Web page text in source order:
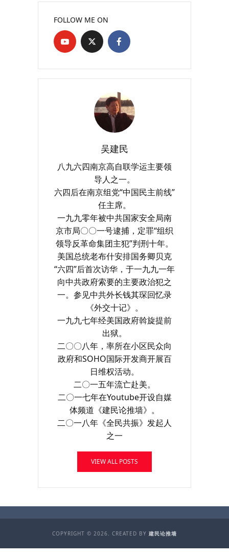
FOLLOW ME ON
吴建民
八九六四南京高自联学运主要领
导人之一。
六四后在南京组党“中国民主前线”
任主席。
一九九零年被中共国家安全局南
京市局〇〇一号逮捕，定罪“组织
领导反革命集团主犯”判刑十年。
美国总统老布什安排国务卿贝克
“六四”后首次访华，于一九九一年
向中共政府索要的主要政治犯之
一。参见中共外长钱其琛回忆录
《外交十记》。
一九九七年经美国政府斡旋提前
出狱。
二〇〇八年，率所在小区民众向
政府和SOHO国际开发商开展百
日维权活动。
二〇一五年流亡赴美。
二〇一七年在Youtube开设自媒
体频道《建民论推墙》。
二〇一八年《全民共振》发起人
之一
VIEW ALL POSTS
COPYRIGHT © 2026. CREATED BY 建民论推墙